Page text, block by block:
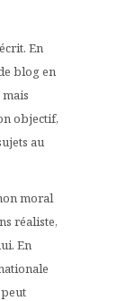
En
blog en
objectif,
au
moral
réaliste,
En